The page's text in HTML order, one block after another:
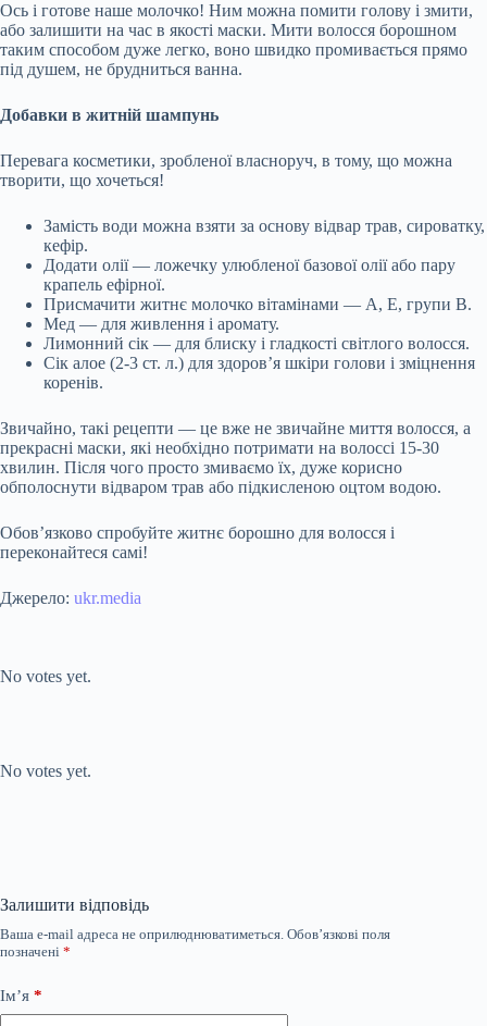
Ось і готове наше молочко! Ним можна помити голову і змити,
або залишити на час в якості маски. Мити волосся борошном
таким способом дуже легко, воно швидко промивається прямо
під душем, не брудниться ванна.
Добавки в житній шампунь
Перевага косметики, зробленої власноруч, в тому, що можна
творити, що хочеться!
Замість води можна взяти за основу відвар трав, сироватку,
кефір.
Додати олії — ложечку улюбленої базової олії або пару
крапель ефірної.
Присмачити житнє молочко вітамінами — А, Е, групи В.
Мед — для живлення і аромату.
Лимонний сік — для блиску і гладкості світлого волосся.
Сік алое (2-3 ст. л.) для здоров’я шкіри голови і зміцнення
коренів.
Звичайно, такі рецепти — це вже не звичайне миття волосся, а
прекрасні маски, які необхідно потримати на волоссі 15-30
хвилин. Після чого просто змиваємо їх, дуже корисно
обполоснути відваром трав або підкисленою оцтом водою.
Обов’язково спробуйте житнє борошно для волосся і
переконайтеся самі!
Джерело: ukr.media
No votes yet.
No votes yet.
Залишити відповідь
Ваша e-mail адреса не оприлюднюватиметься. Обов’язкові поля
позначені *
Ім’я *